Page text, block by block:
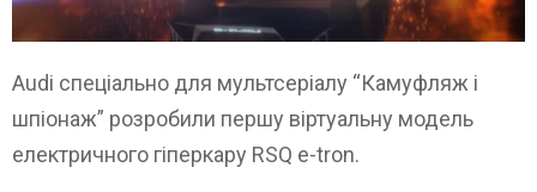
Audi спеціально для мультсеріалу “Камуфляж і
шпіонаж” розробили першу віртуальну модель
електричного гіперкару RSQ e-tron.